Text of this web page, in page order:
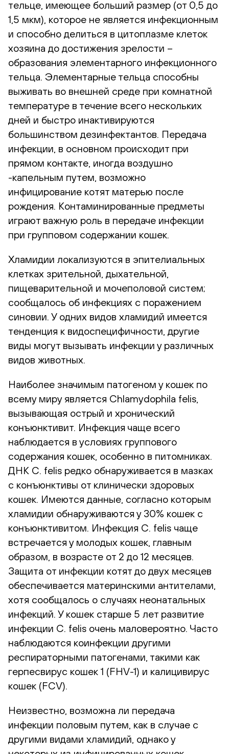
тельце, имеющее больший размер (от 0,5 до
1,5 мкм), которое не является инфекционным
и способно делиться в цитоплазме клеток
хозяина до достижения зрелости –
образования элементарного инфекционного
тельца. Элементарные тельца способны
выживать во внешней среде при комнатной
температуре в течение всего нескольких
дней и быстро инактивируются
большинством дезинфектантов. Передача
инфекции, в основном происходит при
прямом контакте, иногда воздушно
-капельным путем, возможно
инфицирование котят матерью после
рождения. Контаминированные предметы
играют важную роль в передаче инфекции
при групповом содержании кошек.
Хламидии локализуются в эпителиальных
клетках зрительной, дыхательной,
пищеварительной и мочеполовой систем;
сообщалось об инфекциях с поражением
синовии. У одних видов хламидий имеется
тенденция к видоспецифичности, другие
виды могут вызывать инфекции у различных
видов животных.
Наиболее значимым патогеном у кошек по
всему миру является Chlamydophila felis,
вызывающая острый и хронический
конъюнктивит. Инфекция чаще всего
наблюдается в условиях группового
содержания кошек, особенно в питомниках.
ДНК C. felis редко обнаруживается в мазках
с конъюнктивы от клинически здоровых
кошек. Имеются данные, согласно которым
хламидии обнаруживаются у 30% кошек с
конъюнктивитом. Инфекция C. felis чаще
встречается у молодых кошек, главным
образом, в возрасте от 2 до 12 месяцев.
Защита от инфекции котят до двух месяцев
обеспечивается материнскими антителами,
хотя сообщалось о случаях неонатальных
инфекций. У кошек старше 5 лет развитие
инфекции C. felis очень маловероятно. Часто
наблюдаются коинфекции другими
респираторными патогенами, такими как
герпесвирус кошек 1 (FHV-1) и калицивирус
кошек (FCV).
Неизвестно, возможна ли передача
инфекции половым путем, как в случае с
другими видами хламидий, однако у